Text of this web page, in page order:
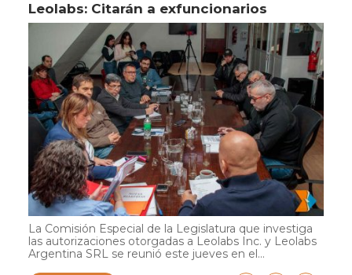
Leolabs: Citarán a exfuncionarios
La Comisión Especial de la Legislatura que investiga
las autorizaciones otorgadas a Leolabs Inc. y Leolabs
Argentina SRL se reunió este jueves en el...